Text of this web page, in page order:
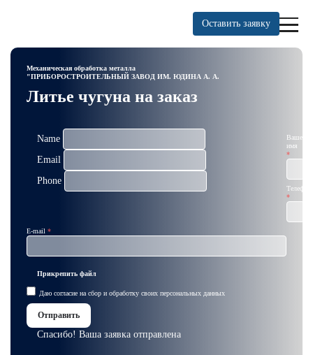
Оставить заявку
Механическая обработка металла
"ПРИБОРОСТРОИТЕЛЬНЫЙ ЗАВОД ИМ. ЮДИНА А. А.
Литье чугуна на заказ
Name
Email
Phone
Ваше
имя
Телефон
E-mail
Прикрепить файл
Даю согласие на сбор и обработку своих персональных данных
Отправить
Спасибо! Ваша заявка отправлена